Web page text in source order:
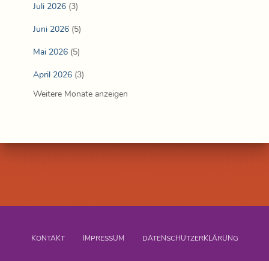
Juli 2026 (3)
Juni 2026 (5)
Mai 2026 (5)
April 2026 (3)
Weitere Monate anzeigen
KONTAKT IMPRESSUM DATENSCHUTZERKLÄRUNG